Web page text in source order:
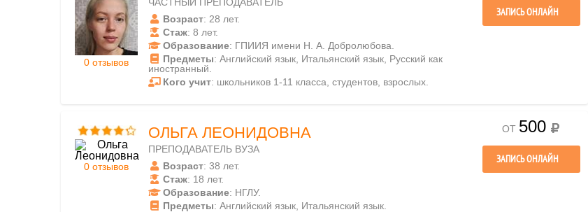
0 отзывов
Возраст: 28 лет.
Стаж: 8 лет.
Образование: ГПИИЯ имени Н. А. Добролюбова.
Предметы: Английский язык, Итальянский язык, Русский как
иностранный.
Кого учит: школьников 1-11 класса, студентов, взрослых.
ЗАПИСЬ ОНЛАЙН
0 отзывов
ОЛЬГА ЛЕОНИДОВНА
ПРЕПОДАВАТЕЛЬ ВУЗА
Возраст: 38 лет.
Стаж: 18 лет.
Образование: НГЛУ.
Предметы: Английский язык, Итальянский язык.
ОТ 500
ЗАПИСЬ ОНЛАЙН